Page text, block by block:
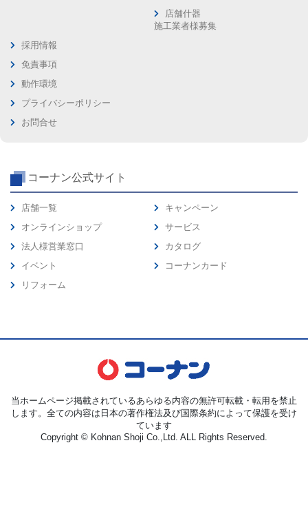
店舗什器
施工業者様募集
採用情報
免責事項
動作環境
プライバシーポリシー
お問合せ
コーナン公式サイト
店舗一覧
オンラインショップ
法人様営業窓口
イベント
リフォーム
キャンペーン
サービス
カタログ
コーナンカード
当ホームページ掲載されているあらゆる内容の無許可転載・転用を禁止
します。全ての内容は日本の著作権法及び国際条約によって保護を受け
ています
Copyright © Kohnan Shoji Co.,Ltd. ALL Rights Reserved.